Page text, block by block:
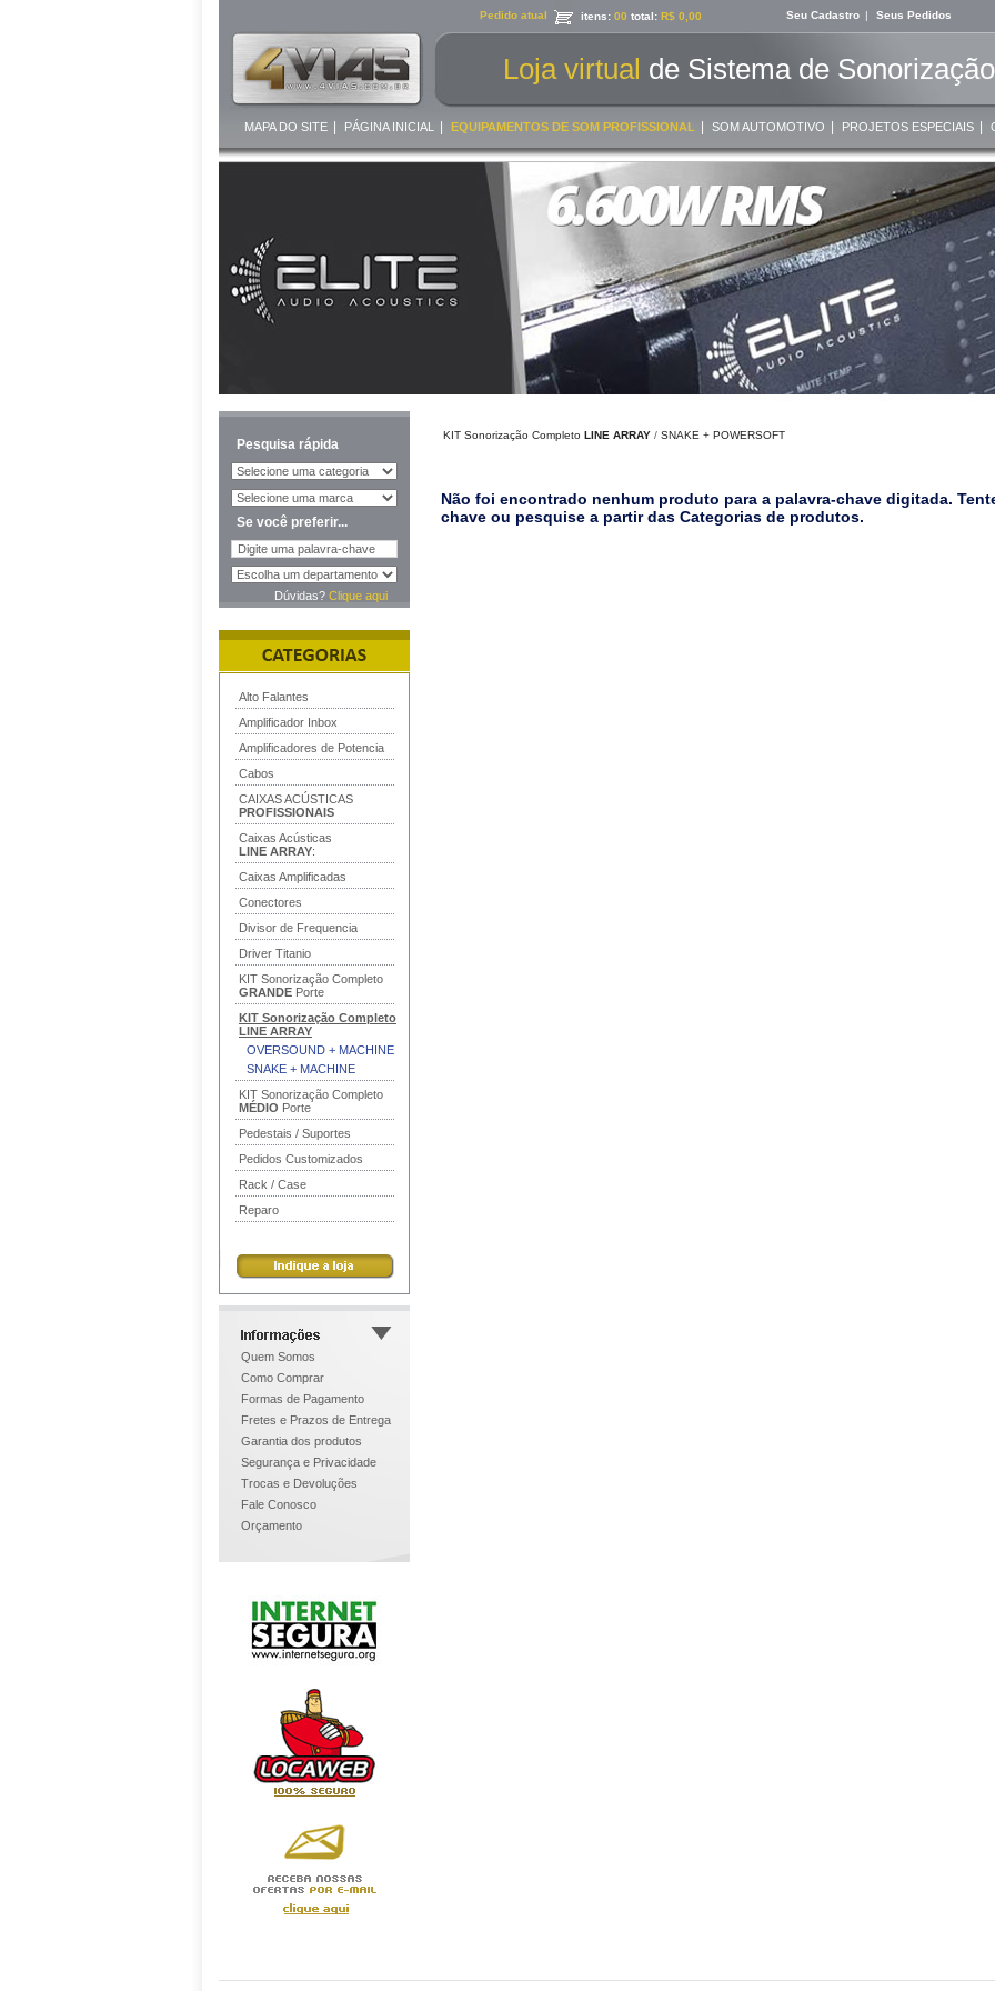
Pedido atual Seu Cadastro | Seus Pedidos
itens: 00 total: R$ 0,00
Loja virtual de Sistema de
MAPA DO SITE PÁGINA INICIAL EQUIPAMENTOS DE SOM PROFISSIONAL SOM AUTOMOTIVO PROJETOS ESPECIAIS
Pesquisa rápida
Se você preferir...
Dúvidas? Clique aqui
Alto Falantes
Amplificador Inbox
Amplificadores de Potencia
Cabos
CAIXAS ACÚSTICAS
PROFISSIONAIS
Caixas Acústicas
LINE ARRAY:
Caixas Amplificadas
Conectores
Divisor de Frequencia
Driver Titanio
KIT Sonorização Completo
GRANDE Porte
KIT Sonorização Completo
LINE ARRAY
OVERSOUND + MACHINE
SNAKE + MACHINE
KIT Sonorização Completo
MÉDIO Porte
Pedestais / Suportes
Pedidos Customizados
Rack / Case
Reparo
Quem Somos
Como Comprar
Formas de Pagamento
Fretes e Prazos de Entrega
Garantia dos produtos
Segurança e Privacidade
Trocas e Devoluções
Fale Conosco
Orçamento
KIT Sonorização Completo LINE ARRAY / SNAKE + POWERSOFT
Não foi encontrado nenhum produto para a palavra-chave digitada.
chave ou pesquise a partir das Categorias de produtos.